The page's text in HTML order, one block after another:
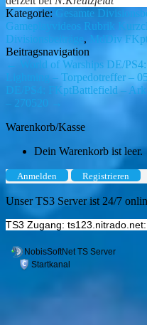
Kategorie: Gesamte
Gameplayvideos Rubrik
Divisionsbeiträge , MdDiv
Beitragsnavigation
← World of Warships DE/
Lightning – Torpedotreffer –
DE/PS4: FKptBattlefield –
– 270520
→
Warenkorb/Kasse
Dein Warenkorb ist leer.
Anmelden Registrieren
Unser TS3 Server ist 24/7
TS3 Zugang: